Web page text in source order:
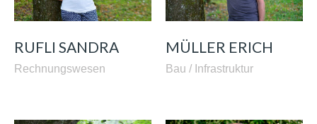
RUFLI SANDRA
Rechnungswesen
MÜLLER ERICH
Bau / Infrastruktur